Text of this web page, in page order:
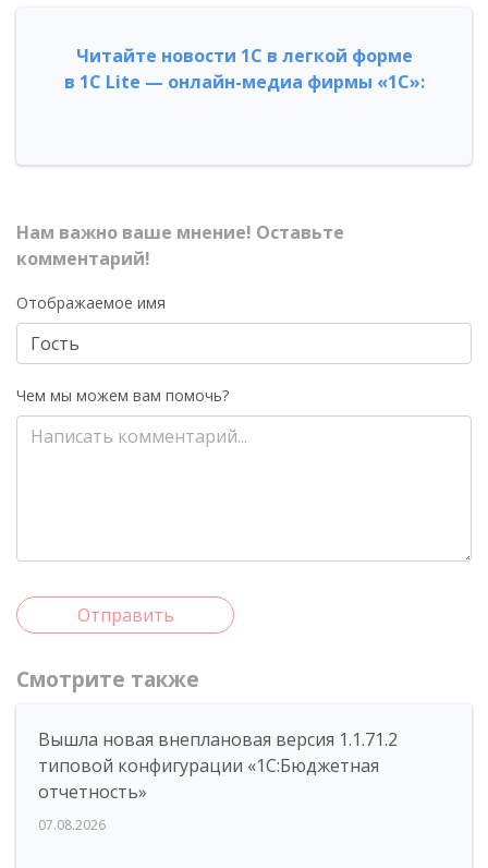
Читайте новости 1С в легкой форме
в 1С Lite — онлайн-медиа фирмы «1С»:
Нам важно ваше мнение! Оставьте
комментарий!
Отображаемое имя
Чем мы можем вам помочь?
Отправить
Смотрите также
Вышла новая внеплановая версия 1.1.71.2
типовой конфигурации «1C:Бюджетная
отчетность»
07.08.2026